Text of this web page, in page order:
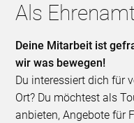
Als
Deine Mitarbeit ist
wir was bewegen!
Du interessiert dich für
Ort? Du möchtest als
anbieten, Angebote für